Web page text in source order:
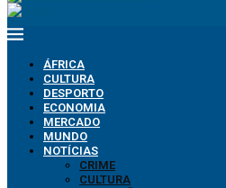
ÁFRICA
CULTURA
DESPORTO
ECONOMIA
MERCADO
MUNDO
NOTÍCIAS
CRIME
CULTURA